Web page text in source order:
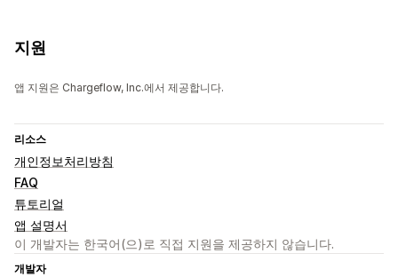
지원
앱 지원은 Chargeflow, Inc.에서 제공합니다.
리소스
개인정보처리방침
FAQ
튜토리얼
앱 설명서
이 개발자는 한국어(으)로 직접 지원을 제공하지 않습니다.
개발자